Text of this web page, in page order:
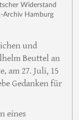
Widerstand
Archiv Hamburg
und
Beuttel an
am 27. Juli, 15
Gedanken für
eines